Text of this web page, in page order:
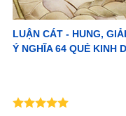
LUẬN CÁT - HUNG,
Ý NGHĨA 64 QUẺ KINH